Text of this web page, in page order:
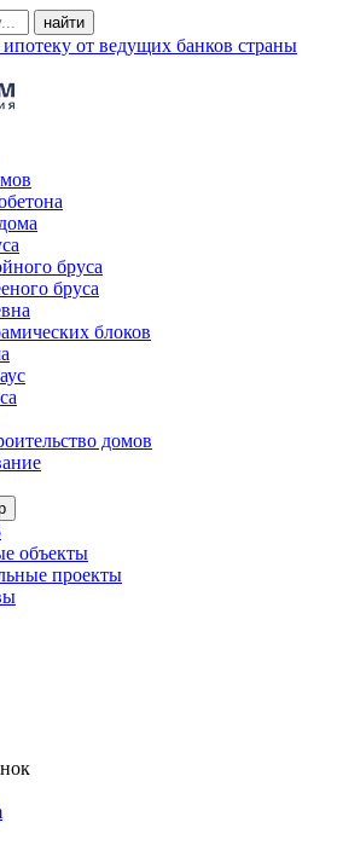
от ведущих банков страны
бруса
бруса
блоков
домов
объекты
проекты